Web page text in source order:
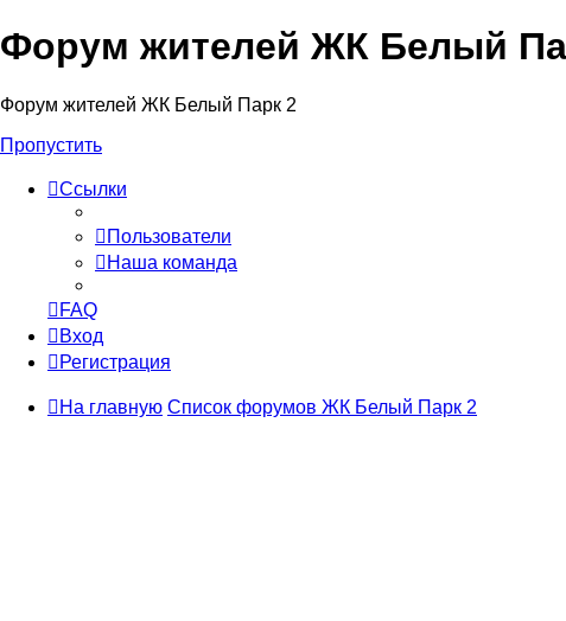
Форум жителей ЖК Белый
Форум жителей ЖК Белый Парк 2
Пропустить
Ссылки
Пользователи
Наша команда
FAQ
Вход
Регистрация
На главную Список форумов ЖК Белый Парк 2